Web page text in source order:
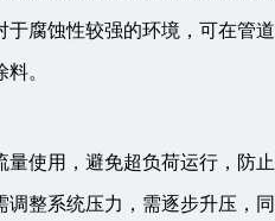
腐蚀性较强的环境，可在管道
。
量使用，避免超负荷运行，防止
整系统压力，需逐步升压，同